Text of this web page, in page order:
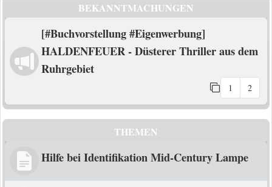
BEKANNTMACHUNGEN
[#Buchvorstellung #Eigenwerbung]
HALDENFEUER - Düsterer Thriller aus dem
Ruhrgebiet
1 2
THEMEN
Hilfe bei Identifikation Mid-Century Lampe